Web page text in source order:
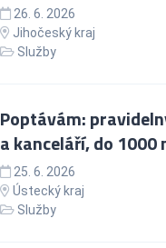
26. 6. 2026
Jihočeský kraj
Služby
Poptávám:
a kanceláří, do 1000
25. 6. 2026
Ústecký kraj
Služby